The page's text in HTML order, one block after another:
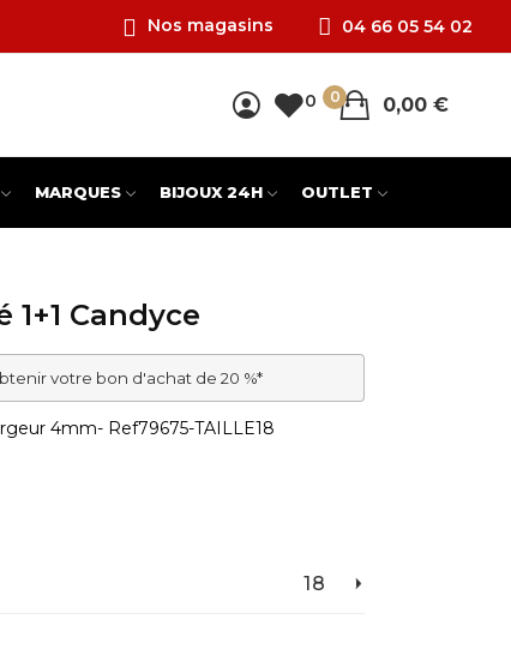
Nos magasins 04 66 05 54 02
0 0,00 €
0
MARQUES BIJOUX 24H OUTLET
Candyce
votre bon d'achat de 20 %*
4mm- Ref79675-TAILLE18
18